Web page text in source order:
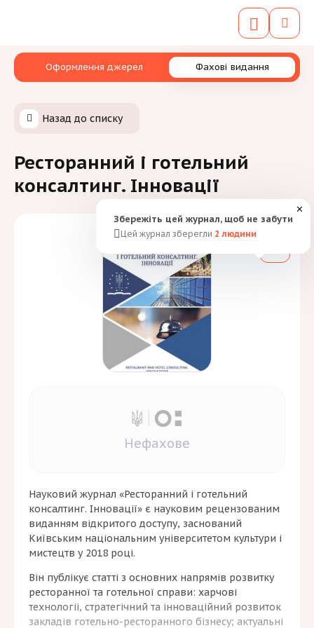
Оформлення джерел Фахові видання
Назад до списку
Ресторанний і готельний
консалтинг. Інновації
Науковий журнал «Ресторанний і готельний
консалтинг. Інновації» є науковим рецензованим
виданням відкритого доступу, заснований
Київським національним університетом культури і
мистецтв у 2018 році.
Він публікує статті з основних напрямів розвитку
ресторанної та готельної справи: харчові
технологіі, стратегічний та інноваційний розвиток
закладів готельно-ресторанного бізнесу; актуальні
Нефахове
Збережіть цей журнал, щоб не забути
Цей журнал зберегли 2 людини
✕